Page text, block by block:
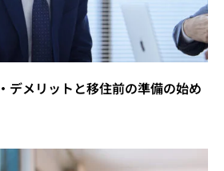
デメリットと移住前の準備の始め